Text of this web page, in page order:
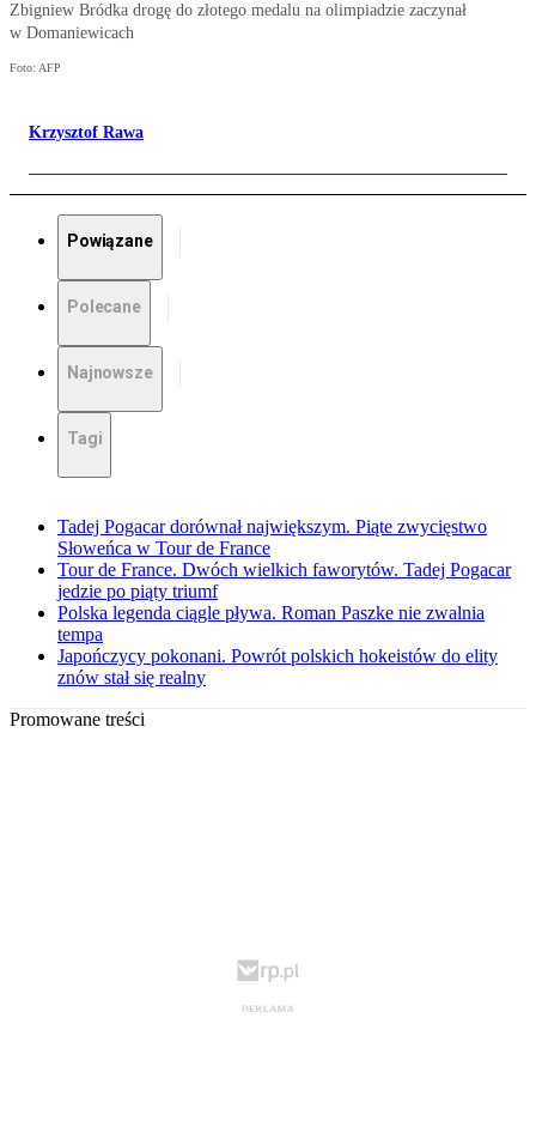
Zbigniew Bródka drogę do złotego medalu na olimpiadzie zaczynał
w Domaniewicach
Foto: AFP
Krzysztof Rawa
Powiązane
Polecane
Najnowsze
Tagi
Tadej Pogacar dorównał największym. Piąte zwycięstwo
Słoweńca w Tour de France
Tour de France. Dwóch wielkich faworytów. Tadej Pogacar
jedzie po piąty triumf
Polska legenda ciągle pływa. Roman Paszke nie zwalnia
tempa
Japończycy pokonani. Powrót polskich hokeistów do elity
znów stał się realny
Promowane treści